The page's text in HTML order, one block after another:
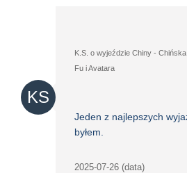
KS
K.S. o wyjeździe Chiny -
Fu i Avatara
Jeden z najlepszych
byłem.
2025-07-26 (data)